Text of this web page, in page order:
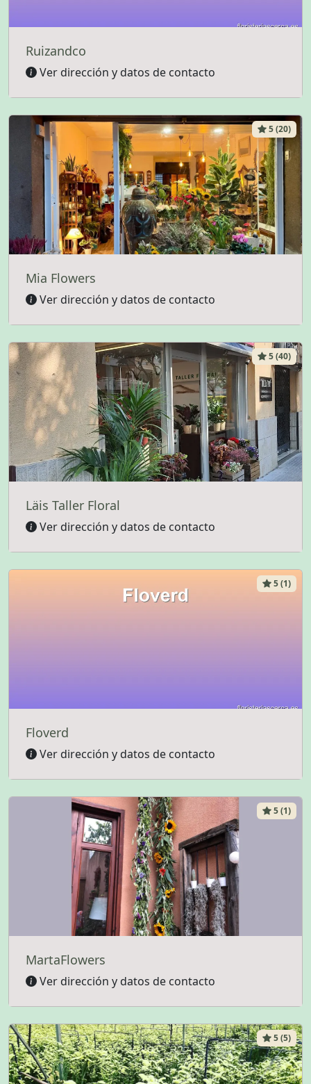
Ruizandco
Ver dirección y datos de contacto
5 (20)
Mia Flowers
Ver dirección y datos de contacto
5 (40)
Läis Taller Floral
Ver dirección y datos de contacto
5 (1)
Floverd
Ver dirección y datos de contacto
5 (1)
MartaFlowers
Ver dirección y datos de contacto
5 (5)